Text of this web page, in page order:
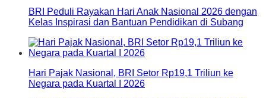
BRI Peduli Rayakan Hari Anak Nasional 2026 dengan
Kelas Inspirasi dan Bantuan Pendidikan di Subang
Hari Pajak Nasional, BRI Setor Rp19,1 Triliun ke
Negara pada Kuartal I 2026